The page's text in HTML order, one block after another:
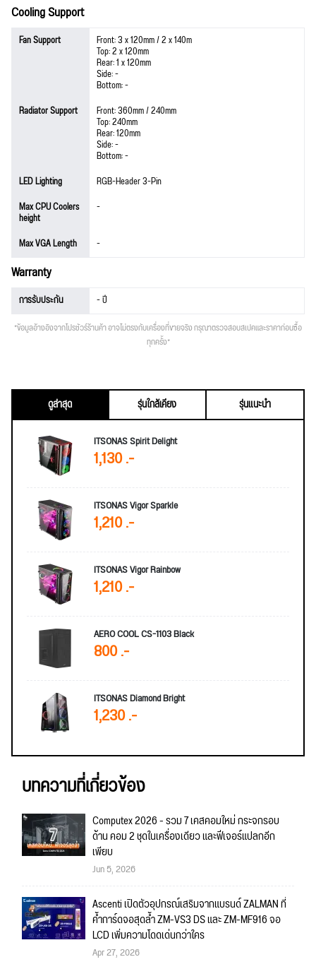
Cooling Support
Fan Support Front: 3 x 120mm / 2 x 140m
Top: 2 x 120mm
Rear: 1 x 120mm
Side: -
Bottom: -
Radiator Support
Front: 360mm / 240mm
Top: 240mm
Rear: 120mm
Side: -
Bottom: -
LED Lighting
RGB-Header 3-Pin
Max CPU Coolers
height
-
Max VGA Length -
Warranty
การรับประกัน - ปี
*ข้อมูลอ้างอิงจากโปรชัวร์ร้านค้า อาจไม่ตรงกับเครื่องที่ขายจริง กรุณาตรวจสอบสเปคและราคาก่อนซื้อ
ทุกครั้ง*
ดูล่าสุด รุ่นใกล้เคียง
รุ่นแนะนำ
ITSONAS Spirit Delight
1,130 .-
ITSONAS Vigor Sparkle
1,210 .-
ITSONAS Vigor Rainbow
1,210 .-
AERO COOL CS-1103 Black
800 .-
ITSONAS Diamond Bright
1,230 .-
บทความที่เกี่ยวข้อง
Computex 2026 - รวม 7 เคสคอมใหม่ กระจกรอบ
ด้าน คอม 2 ชุดในเครื่องเดียว และฟีเจอร์แปลกอีก
เพียบ
Jun 5, 2026
Ascenti เปิดตัวอุปกรณ์เสริมจากแบรนด์ ZALMAN ที่
ค้ำการ์ดจอสุดล้ำ ZM-VS3 DS และ ZM-MF916 จอ
LCD เพิ่มความโดดเด่นกว่าใคร
Apr 27, 2026